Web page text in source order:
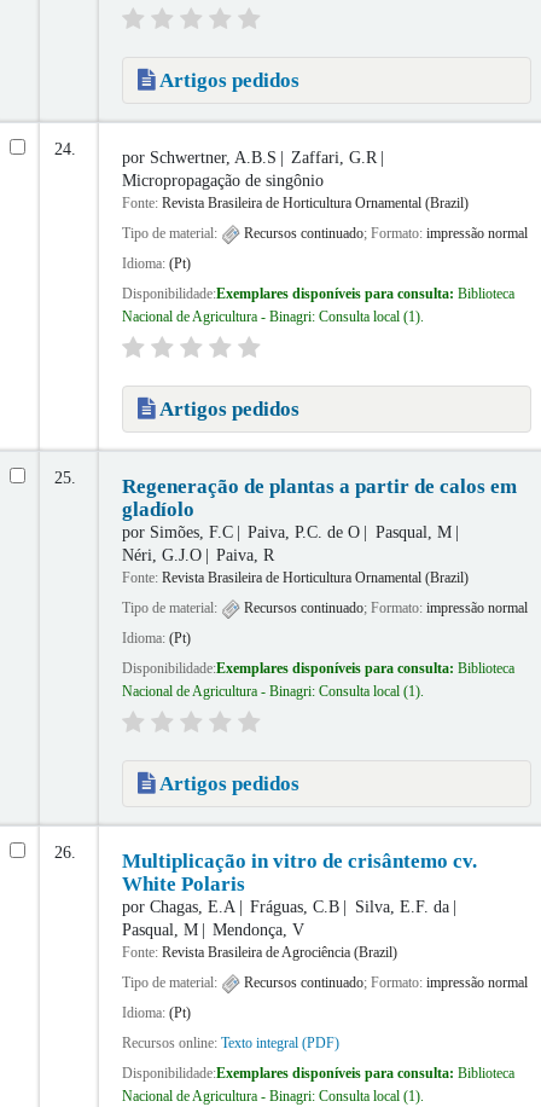
Artigos pedidos
24. por Schwertner, A.B.S
Zaffari, G.R
Micropropagação de singônio
Fonte: Revista Brasileira de Horticultura Ornamental (Brazil)
Tipo de material:
Recursos continuado; Formato: impressão normal
Idioma: (Pt)
Disponibilidade:Exemplares disponíveis para consulta: Biblioteca
Nacional de Agricultura - Binagri: Consulta local (1).
Artigos pedidos
25.
Regeneração de plantas a partir de calos em
gladíolo
por Simões, F.C Paiva, P.C. de O
Pasqual, M
Néri, G.J.O
Paiva, R
Fonte: Revista Brasileira de Horticultura Ornamental (Brazil)
Tipo de material:
Recursos continuado; Formato: impressão normal
Idioma: (Pt)
Disponibilidade:Exemplares disponíveis para consulta: Biblioteca
Nacional de Agricultura - Binagri: Consulta local (1).
Artigos pedidos
26.
Multiplicação in vitro de crisântemo cv.
White Polaris
por Chagas, E.A Fráguas, C.B
Silva, E.F. da
Pasqual, M
Mendonça, V
Fonte: Revista Brasileira de Agrociência (Brazil)
Tipo de material:
Recursos continuado; Formato: impressão normal
Idioma: (Pt)
Recursos online: Texto integral (PDF)
Disponibilidade:Exemplares disponíveis para consulta: Biblioteca
Nacional de Agricultura - Binagri: Consulta local (1).